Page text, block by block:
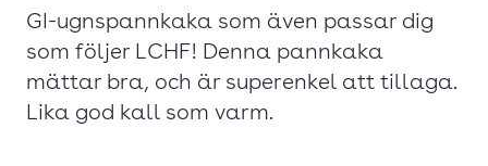
GI-ugnspannkaka som även passar dig
som följer LCHF! Denna pannkaka
mättar bra, och är superenkel att tillaga.
Lika god kall som varm.